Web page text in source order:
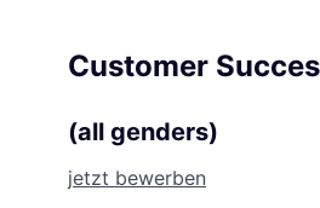
Customer
(all genders)
jetzt bewerben